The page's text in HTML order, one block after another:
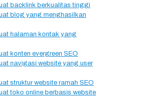
backlink berkualitas tinggi
blog yang menghasilkan
halaman kontak yang
konten evergreen SEO
navigasi website yang user
struktur website ramah SEO
toko online berbasis website